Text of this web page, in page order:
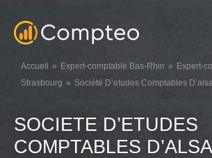
Accueil Expert-comptable Bas-Rhin
Expert-
Strasbourg
Société D’etudes Comptables
SOCIETE D’ETUDES
COMPTABLES